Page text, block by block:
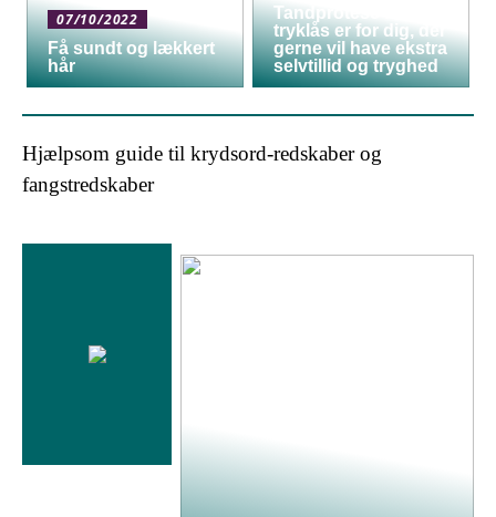
07/10/2022
Få sundt og lækkert
hår
Tandprotese med
tryklås er for dig, der
gerne vil have ekstra
selvtillid og tryghed
Hjælpsom guide til krydsord-redskaber og
fangstredskaber